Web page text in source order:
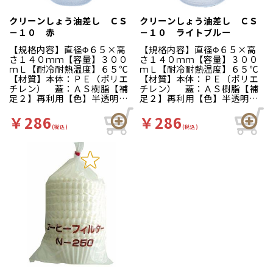
クリーンしょう油差し ＣＳ
－１０ 赤
【規格内容】直径Φ６５×高
さ１４０ｍｍ【容量】３００
ｍＬ【耐冷耐熱温度】６５℃
【材質】本体：ＰＥ（ポリエ
チレン） 蓋：ＡＳ樹脂【補
足２】再利用【色】半透明／
赤【柄】柄無【イベント・行
事】学園祭、バザー、お祭
り、夏祭り、文化祭、屋台
【キーワード】醤油さし、プ
ッシュ、やきそば 屋台の焼
きそばソース入れに！押した
分だけ出る液だれしない優れ
モノです。
￥286(税込)
クリーンしょう油差し ＣＳ
－１０ ライトブルー
【規格内容】直径Φ６５×高
さ１４０ｍｍ【容量】３００
ｍＬ【耐冷耐熱温度】６５℃
【材質】本体：ＰＥ（ポリエ
チレン） 蓋：ＡＳ樹脂【補
足２】再利用【色】半透明／
青【柄】柄無【イベント・行
事】学園祭、バザー、お祭
り、夏祭り、文化祭、屋台
【キーワード】醤油さし、プ
￥286(税込)